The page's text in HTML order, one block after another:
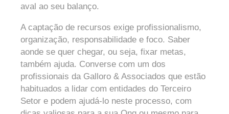
aval ao seu balanço.
A captação de recursos exige profissionalismo,
organização, responsabilidade e foco. Saber
aonde se quer chegar, ou seja, fixar metas,
também ajuda. Converse com um dos
profissionais da Galloro & Associados que estão
habituados a lidar com entidades do Terceiro
Setor e podem ajudá-lo neste processo, com